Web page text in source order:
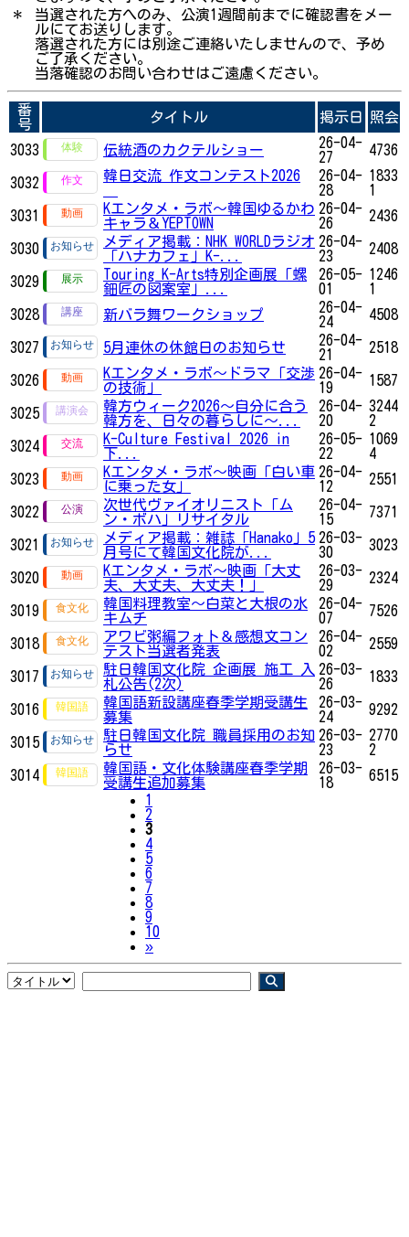
＊
当選された方へのみ、公演1週間前までに確認書をメー
ルにてお送りします。
落選された方には別途ご連絡いたしませんので、予め
ご了承ください。
当落確認のお問い合わせはご遠慮ください。
番
号
タイトル 掲示日 照会
3033 伝統酒のカクテルショー
26-04-
27
4736
3032 韓日交流 作文コンテスト2026
26-04-
28
1833
1
3031
Kエンタメ・ラボ～韓国ゆるかわ
キャラ＆YEPTOWN
26-04-
26
2436
3030
メディア掲載：NHK WORLDラジオ
「ハナカフェ」K-...
26-04-
23
2408
3029
Touring K-Arts特別企画展「螺
鈿匠の図案室」...
26-05-
01
1246
1
3028
新バラ舞ワークショップ
26-04-
24
4508
3027 5月連休の休館日のお知らせ
26-04-
21
2518
3026
Kエンタメ・ラボ～ドラマ「交渉
の技術」
26-04-
19
1587
3025
韓方ウィーク2026～自分に合う
韓方を、日々の暮らしに～...
26-04-
20
3244
2
3024
K-Culture Festival 2026 in
下...
26-05-
22
1069
4
3023
Kエンタメ・ラボ～映画「白い車
に乗った女」
26-04-
12
2551
3022
次世代ヴァイオリニスト「ム
ン・ボハ」リサイタル
26-04-
15
7371
3021
メディア掲載：雑誌「Hanako」5
月号にて韓国文化院が...
26-03-
30
3023
3020
Kエンタメ・ラボ～映画「大丈
夫、大丈夫、大丈夫！」
26-03-
29
2324
3019
韓国料理教室～白菜と大根の水
キムチ
26-04-
07
7526
3018
アワビ粥編フォト＆感想文コン
テスト当選者発表
26-04-
02
2559
3017
駐日韓国文化院 企画展 施工 入
札公告(2次)
26-03-
26
1833
3016
韓国語新設講座春季学期受講生
募集
26-03-
24
9292
3015
駐日韓国文化院 職員採用のお知
らせ
26-03-
23
2770
2
3014
韓国語・文化体験講座春季学期
受講生追加募集
26-03-
18
6515
1
2
3
4
5
6
7
8
9
10
»Next